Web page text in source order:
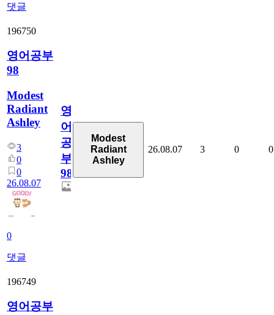
댓글
196750
영어공부
98
Modest
Radiant
Ashley
3
0
0
26.08.07
0
댓글
영
어
공
부
98
Modest
Radiant
Ashley
26.08.07 3 0 0
196749
영어공부